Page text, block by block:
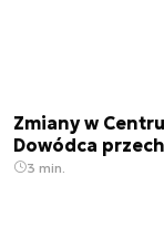
Zmiany w
Dowódca
3 min.